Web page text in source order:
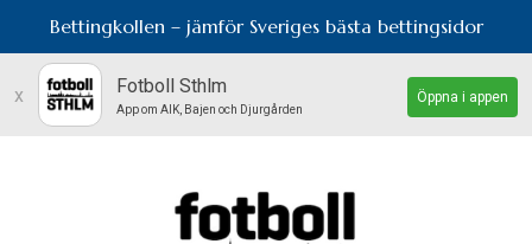
Bettingkollen – jämför Sveriges bästa bettingsidor
x Fotboll Sthlm
App om AIK, Bajen och Djurgården
Öppna i appen